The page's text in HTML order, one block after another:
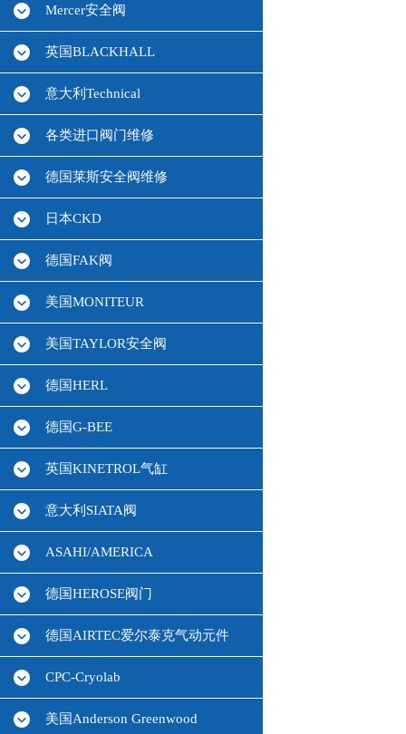
Mercer安全阀
英国BLACKHALL
意大利Technical
各类进口阀门维修
德国莱斯安全阀维修
日本CKD
德国FAK阀
美国MONITEUR
美国TAYLOR安全阀
德国HERL
德国G-BEE
英国KINETROL气缸
意大利SIATA阀
ASAHI/AMERICA
德国HEROSE阀门
德国AIRTEC爱尔泰克气动元件
CPC-Cryolab
美国Anderson Greenwood